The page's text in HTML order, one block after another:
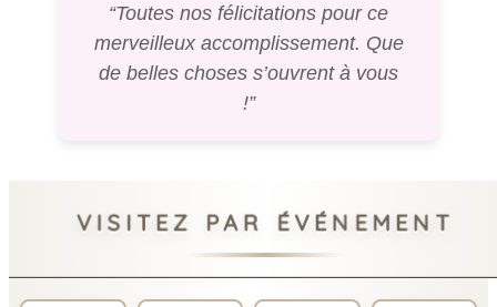
“Toutes nos félicitations pour ce
merveilleux accomplissement. Que
de belles choses s’ouvrent à vous
!”
VISITEZ PAR ÉVÉNEMENT